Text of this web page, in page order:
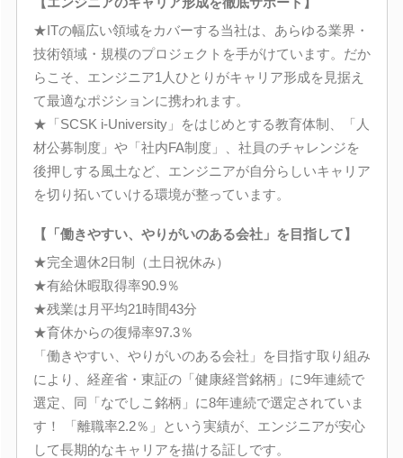
★ITの幅広い領域をカバーする当社は、あらゆる業界・
技術領域・規模のプロジェクトを手がけています。だか
らこそ、エンジニア1人ひとりがキャリア形成を見据え
て最適なポジションに携われます。
★「SCSK i-University」をはじめとする教育体制、「人
材公募制度」や「社内FA制度」、社員のチャレンジを
後押しする風土など、エンジニアが自分らしいキャリア
を切り拓いていける環境が整っています。
【「働きやすい、やりがいのある会社」を目指して】
★完全週休2日制（土日祝休み）
★有給休暇取得率90.9％
★残業は月平均21時間43分
★育休からの復帰率97.3％
「働きやすい、やりがいのある会社」を目指す取り組み
により、経産省・東証の「健康経営銘柄」に9年連続で
選定、同「なでしこ銘柄」に8年連続で選定されていま
す！ 「離職率2.2％」という実績が、エンジニアが安心
して長期的なキャリアを描ける証しです。